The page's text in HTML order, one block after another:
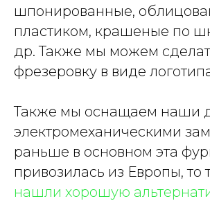
шпонированные,
пластиком, крашеные по
др. Также мы можем
фрезеровку в виде
Также мы оснащаем наши
электромеханическими
раньше в основном эта
привозилась из Европы, то
нашли хорошую